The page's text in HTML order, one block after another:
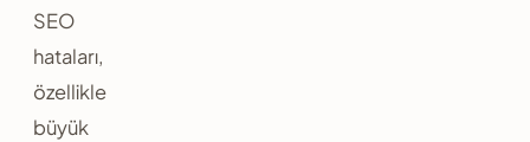
SEO
hataları,
özellikle
büyük